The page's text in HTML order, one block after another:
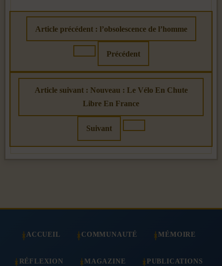
Article précédent : l’obsolescence de l’homme
Précédent
Article suivant : Nouveau : Le Vélo En Chute
Libre En France
Suivant
ACCUEIL COMMUNAUTÉ MÉMOIRE
RÉFLEXION MAGAZINE PUBLICATIONS